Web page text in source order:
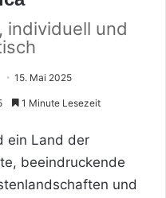
individuell und
15. Mai 2025
1 Minute Lesezeit
ein Land der
beeindruckende
und